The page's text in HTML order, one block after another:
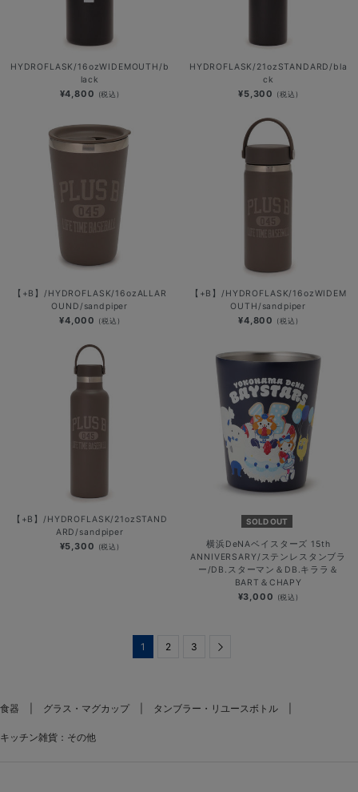
HYDROFLASK/16ozWIDEMOUTH/b
lack
¥4,800 (税込)
HYDROFLASK/21ozSTANDARD/bla
ck
¥5,300 (税込)
【+B】/HYDROFLASK/16ozALLAR
OUND/sandpiper
¥4,000 (税込)
【+B】/HYDROFLASK/16ozWIDEM
OUTH/sandpiper
¥4,800 (税込)
【+B】/HYDROFLASK/21ozSTAND
ARD/sandpiper
¥5,300 (税込)
SOLD OUT
横浜DeNAベイスターズ 15th
ANNIVERSARY/ステンレスタンブラ
ー/DB.スターマン＆DB.キララ＆
BART＆CHAPY
¥3,000 (税込)
1 2 3
食器 グラス・マグカップ タンブラー・リユースボトル
キッチン雑貨：その他